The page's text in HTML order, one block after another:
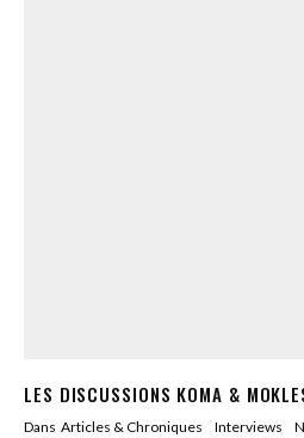
LES DISCUSSIONS KOMA &
Dans Articles & Chroniques Interviews